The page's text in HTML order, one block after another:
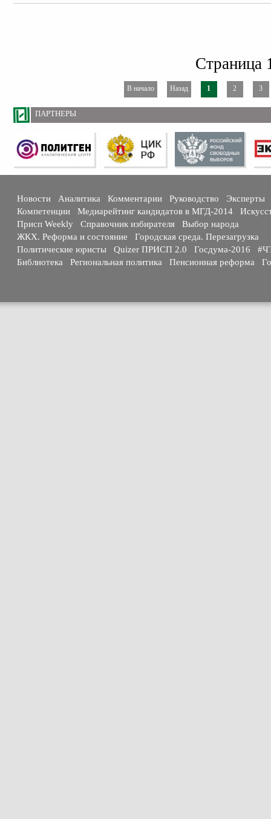
Страница
В начало Назад 1 2 3
ПАРТНЕРЫ
Новости Аналитика Комментарии Руководство
Эксперты
Компетенции
Медиарейтинг кандидатов в МГД-2014
Присп Weekly
Справочник избирателя
Выбор народа
ЖКХ. Реформа и состояние
Городская среда. Перезагрузка
Политические юристы
Quizer ПРИСП 2.0 Госдума-2016
Библиотека
Региональная политика Пенсионная реформа